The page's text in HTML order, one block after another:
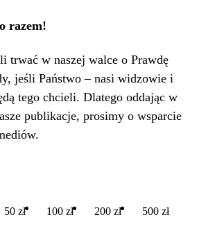
razem!
trwać w naszej walce o Prawdę
jeśli Państwo – nasi widzowie i
tego chcieli. Dlatego oddając w
publikacje, prosimy o wsparcie
50 zł 100 zł 200 zł 500 zł